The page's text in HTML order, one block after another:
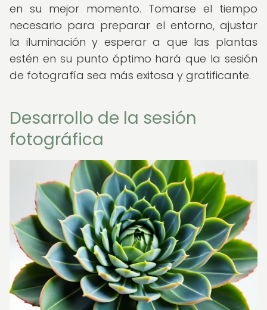
en su mejor momento. Tomarse el tiempo
necesario para preparar el entorno, ajustar
la iluminación y esperar a que las plantas
estén en su punto óptimo hará que la sesión
de fotografía sea más exitosa y gratificante.
Desarrollo de la sesión
fotográfica